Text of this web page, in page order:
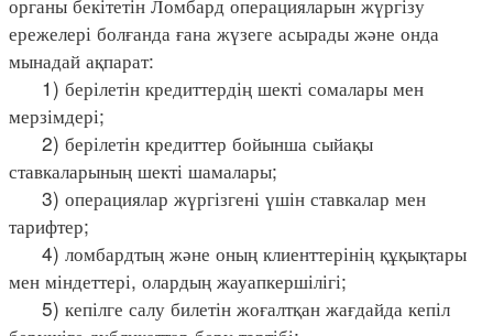
ережелері болғанда ғана жүзеге асырады және онда
мынадай ақпарат:
1) берілетін кредиттердің шекті сомалары мен
мерзімдері;
2) берілетін кредиттер бойынша сыйақы
ставкаларының шекті шамалары;
3) операциялар жүргізгені үшін ставкалар мен
тарифтер;
4) ломбардтың және оның клиенттерінің құқықтары
мен міндеттері, олардың жауапкершілігі;
5) кепілге салу билетін жоғалтқан жағдайда кепіл